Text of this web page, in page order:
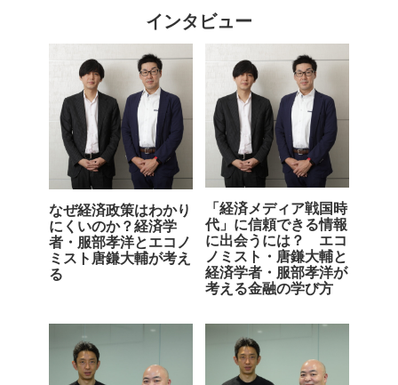
インタビュー
なぜ経済政策はわかり
にくいのか？経済学
者・服部孝洋とエコノ
ミスト唐鎌大輔が考え
る
「経済メディア戦国時
代」に信頼できる情報
に出会うには？ エコ
ノミスト・唐鎌大輔と
経済学者・服部孝洋が
考える金融の学び方